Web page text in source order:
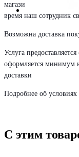
магазин. Заказ будет
время наш сотрудник
Возможна доставка
Услуга
оформляется минимум
доставки
Подробнее об условиях
С этим